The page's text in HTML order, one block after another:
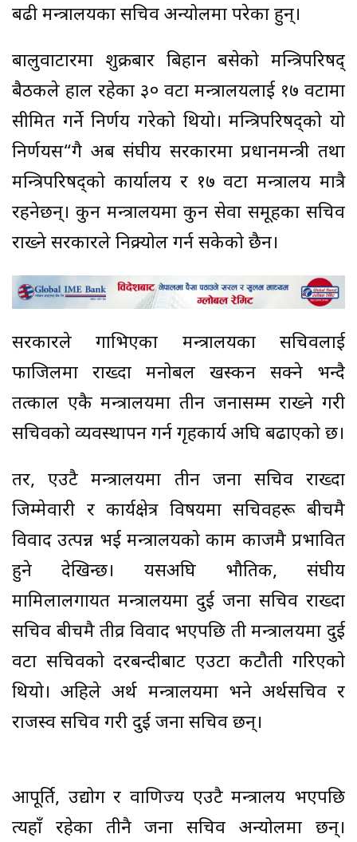
बढी मन्त्रालयका सचिव अन्योलमा परेका हुन्।
बालुवाटारमा शुक्रबार बिहान बसेको मन्त्रिपरिषद्
बैठकले हाल रहेका ३० वटा मन्त्रालयलाई १७ वटामा
सीमित गर्ने निर्णय गरेको थियो। मन्त्रिपरिषद्को यो
निर्णयस“गै अब संघीय सरकारमा प्रधानमन्त्री तथा
मन्त्रिपरिषद्को कार्यालय र १७ वटा मन्त्रालय मात्रै
रहनेछन्। कुन मन्त्रालयमा कुन सेवा समूहका सचिव
राख्ने सरकारले निक्र्योल गर्न सकेको छैन।
सरकारले गाभिएका मन्त्रालयका सचिवलाई
फाजिलमा राख्दा मनोबल खस्कन सक्ने भन्दै
तत्काल एकै मन्त्रालयमा तीन जनासम्म राख्ने गरी
सचिवको व्यवस्थापन गर्न गृहकार्य अघि बढाएको छ।
तर, एउटै मन्त्रालयमा तीन जना सचिव राख्दा
जिम्मेवारी र कार्यक्षेत्र विषयमा सचिवहरू बीचमै
विवाद उत्पन्न भई मन्त्रालयको काम काजमै प्रभावित
हुने देखिन्छ। यसअघि भौतिक, संघीय
मामिलालगायत मन्त्रालयमा दुई जना सचिव राख्दा
सचिव बीचमै तीव्र विवाद भएपछि ती मन्त्रालयमा दुई
वटा सचिवको दरबन्दीबाट एउटा कटौती गरिएको
थियो। अहिले अर्थ मन्त्रालयमा भने अर्थसचिव र
राजस्व सचिव गरी दुई जना सचिव छन्।
आपूर्ति, उद्योग र वाणिज्य एउटै मन्त्रालय भएपछि
त्यहाँ रहेका तीनै जना सचिव अन्योलमा छन्।